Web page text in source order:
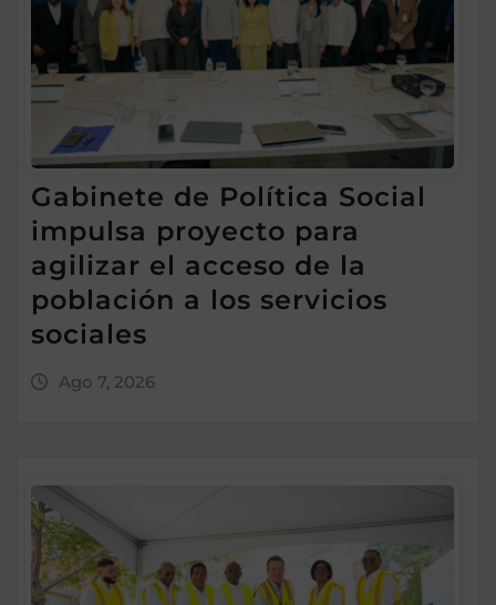
Gabinete de Política Social
impulsa proyecto para
agilizar el acceso de la
población a los servicios
sociales
Ago 7, 2026